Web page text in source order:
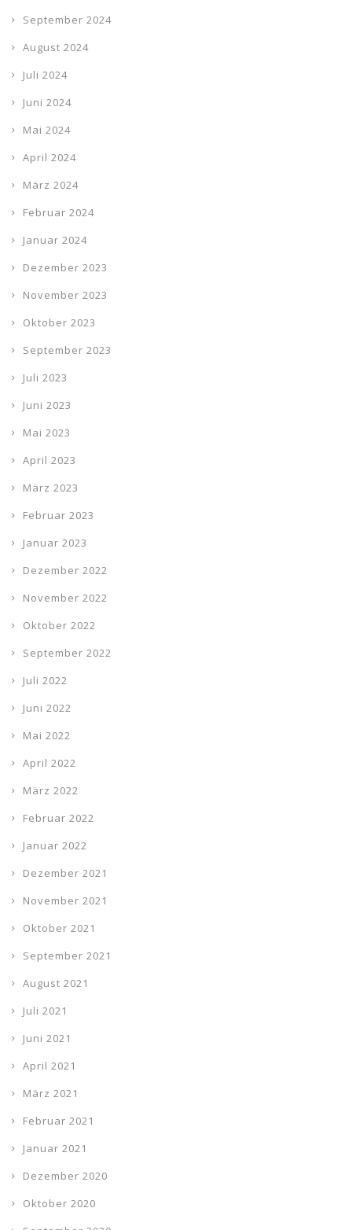
September 2024
August 2024
Juli 2024
Juni 2024
Mai 2024
April 2024
März 2024
Februar 2024
Januar 2024
Dezember 2023
November 2023
Oktober 2023
September 2023
Juli 2023
Juni 2023
Mai 2023
April 2023
März 2023
Februar 2023
Januar 2023
Dezember 2022
November 2022
Oktober 2022
September 2022
Juli 2022
Juni 2022
Mai 2022
April 2022
März 2022
Februar 2022
Januar 2022
Dezember 2021
November 2021
Oktober 2021
September 2021
August 2021
Juli 2021
Juni 2021
April 2021
März 2021
Februar 2021
Januar 2021
Dezember 2020
Oktober 2020